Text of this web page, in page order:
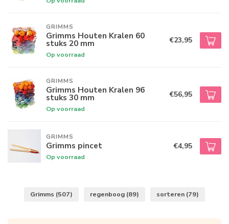
GRIMMS
Grimms Houten Kralen 60
stuks 20 mm
Op voorraad
€23,95
GRIMMS
Grimms Houten Kralen 96
stuks 30 mm
Op voorraad
€56,95
GRIMMS
Grimms pincet
Op voorraad
€4,95
Grimms (507) regenboog (89) sorteren (79)